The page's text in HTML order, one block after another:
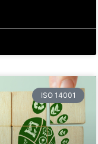
ISO 14001